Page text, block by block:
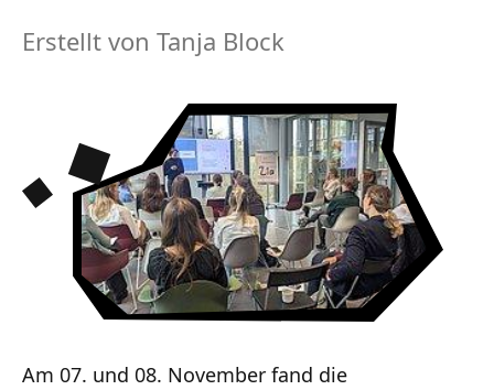
Erstellt von Tanja Block
Am 07. und 08. November fand die